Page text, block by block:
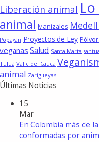
Liberación animal
animal Manizales
Popayán Proyectos de Ley
veganas Salud Santa Marta
Tuluá Valle del Cauca
animal Zarigüeyas
Últimas Noticias
15
Mar
En Colombia más de
conformadas por